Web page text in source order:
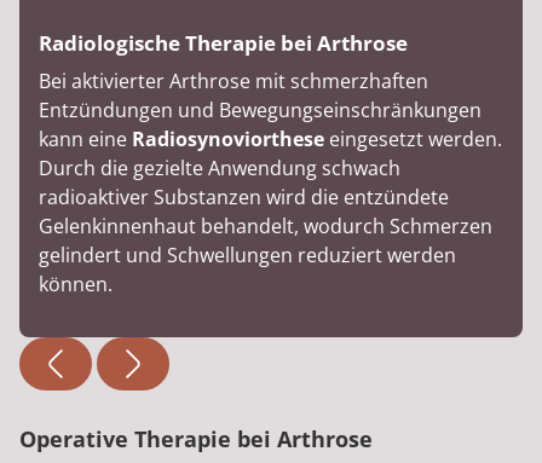
Radiologische Therapie bei Arthrose
Bei aktivierter Arthrose mit schmerzhaften
Entzündungen und Bewegungseinschränkungen
kann eine Radiosynoviorthese eingesetzt werden.
Durch die gezielte Anwendung schwach
radioaktiver Substanzen wird die entzündete
Gelenkinnenhaut behandelt, wodurch Schmerzen
gelindert und Schwellungen reduziert werden
können.
Operative Therapie bei Arthrose